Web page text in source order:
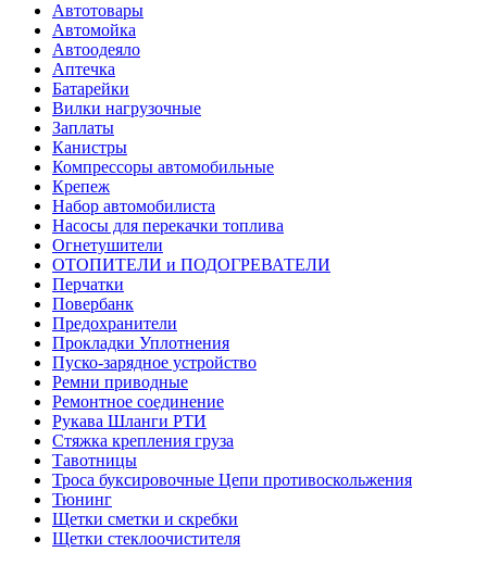
Автотовары
Автомойка
Автоодеяло
Аптечка
Батарейки
Вилки нагрузочные
Заплаты
Канистры
Компрессоры автомобильные
Крепеж
Набор автомобилиста
Насосы для перекачки топлива
Огнетушители
ОТОПИТЕЛИ и ПОДОГРЕВАТЕЛИ
Перчатки
Повербанк
Предохранители
Прокладки Уплотнения
Пуско-зарядное устройство
Ремни приводные
Ремонтное соединение
Рукава Шланги РТИ
Стяжка крепления груза
Тавотницы
Троса буксировочные Цепи противоскольжения
Тюнинг
Щетки сметки и скребки
Щетки стеклоочистителя